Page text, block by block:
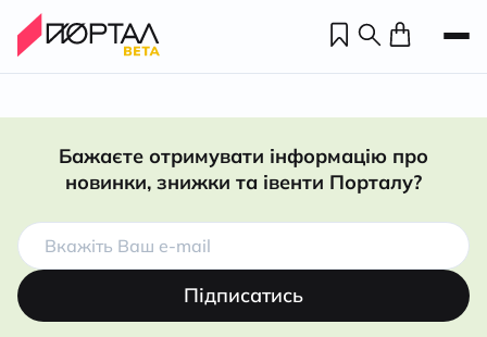
Бажаєте отримувати інформацію про
новинки, знижки та івенти Порталу?
Підписатись